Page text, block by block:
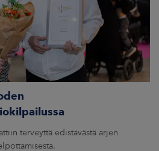
terveyttä edistävästä arjen